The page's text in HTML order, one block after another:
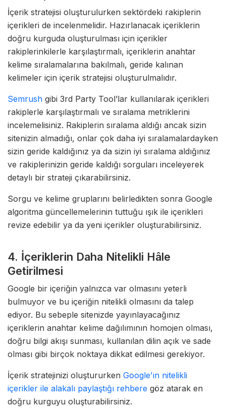
İçerik stratejisi oluşturulurken sektördeki rakiplerin
içerikleri de incelenmelidir. Hazırlanacak içeriklerin
doğru kurguda oluşturulması için içerikler
rakiplerinkilerle karşılaştırmalı, içeriklerin anahtar
kelime sıralamalarına bakılmalı, geride kalınan
kelimeler için içerik stratejisi oluşturulmalıdır.
Semrush gibi 3rd Party Tool’lar kullanılarak içerikleri
rakiplerle karşılaştırmalı ve sıralama metriklerini
incelemelisiniz. Rakiplerin sıralama aldığı ancak sizin
sitenizin almadığı, onlar çok daha iyi sıralamalardayken
sizin geride kaldığınız ya da sizin iyi sıralama aldığınız
ve rakiplerinizin geride kaldığı sorguları inceleyerek
detaylı bir strateji çıkarabilirsiniz.
Sorgu ve kelime gruplarını belirledikten sonra Google
algoritma güncellemelerinin tuttuğu ışık ile içerikleri
revize edebilir ya da yeni içerikler oluşturabilirsiniz.
4. İçeriklerin Daha Nitelikli Hâle
Getirilmesi
Google bir içeriğin yalnızca var olmasını yeterli
bulmuyor ve bu içeriğin nitelikli olmasını da talep
ediyor. Bu sebeple sitenizde yayınlayacağınız
içeriklerin anahtar kelime dağılımının homojen olması,
doğru bilgi akışı sunması, kullanılan dilin açık ve sade
olması gibi birçok noktaya dikkat edilmesi gerekiyor.
İçerik stratejinizi oluştururken Google’ın nitelikli
içerikler ile alakalı paylaştığı rehbere göz atarak en
doğru kurguyu oluşturabilirsiniz.